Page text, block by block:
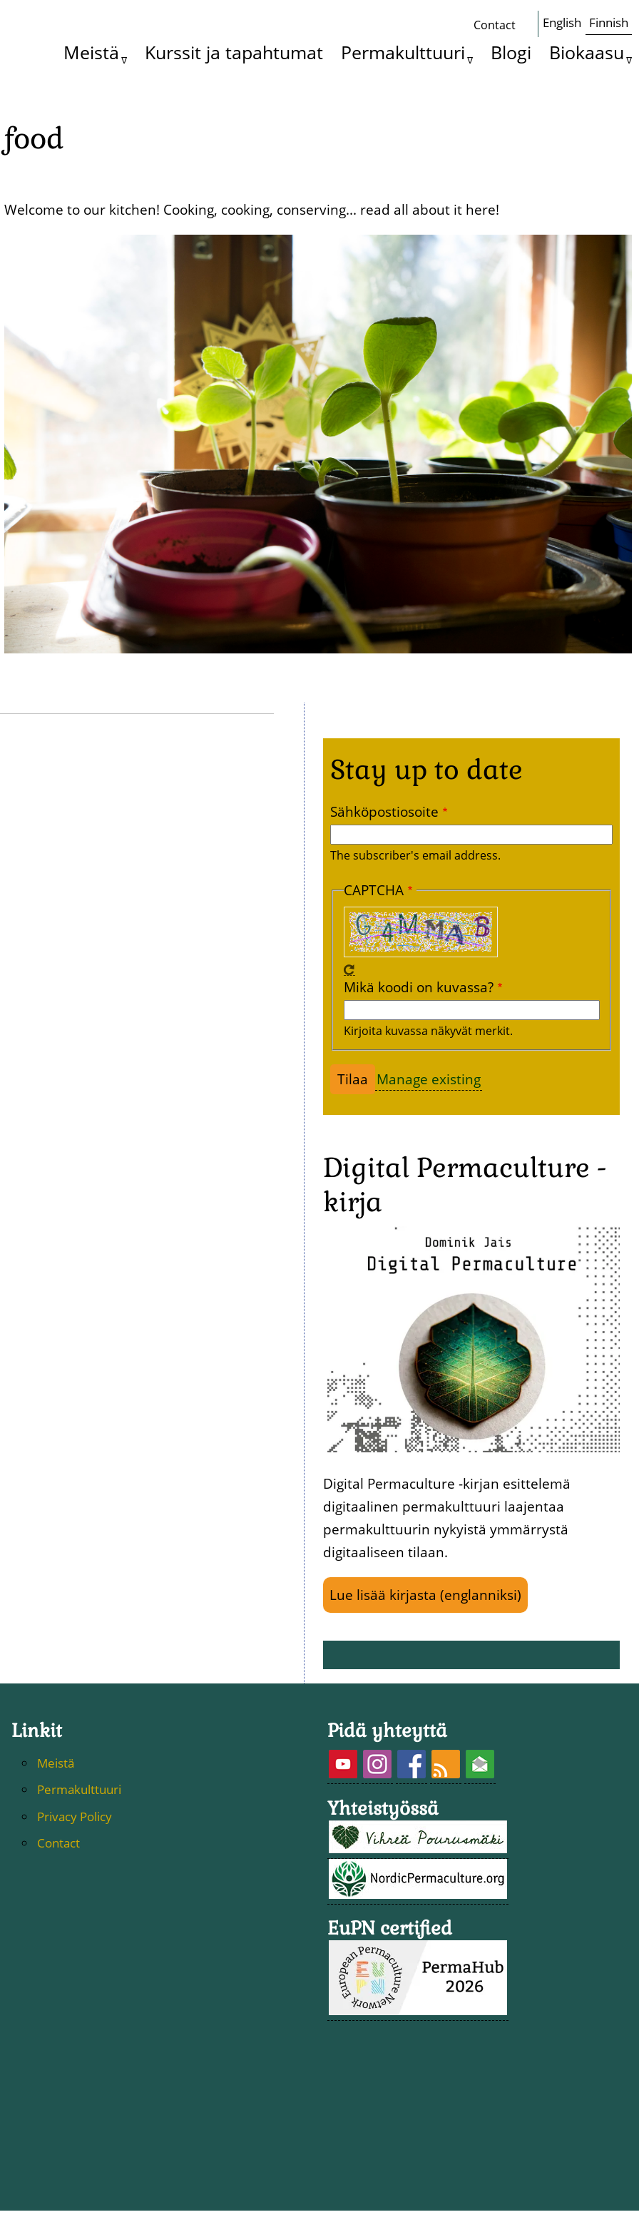
Some
basics
Contact English Finnish
Main
Meistä Kurssit ja tapahtumat Permakulttuuri Blogi Biokaasu
food
Welcome to our kitchen! Cooking, cooking, conserving... read all about it here!
Stay up to date
Sähköpostiosoite
The subscriber's email address.
CAPTCHA
Mikä koodi on kuvassa?
Kirjoita kuvassa näkyvät merkit.
Manage existing
Digital Permaculture -
kirja
Digital Permaculture -kirjan esittelemä
digitaalinen permakulttuuri laajentaa
permakulttuurin nykyistä ymmärrystä
digitaaliseen tilaan.
Lue lisää kirjasta (englanniksi)
Linkit
Meistä
Permakulttuuri
Privacy Policy
Contact
Pidä yhteyttä
Yhteistyössä
EuPN certified